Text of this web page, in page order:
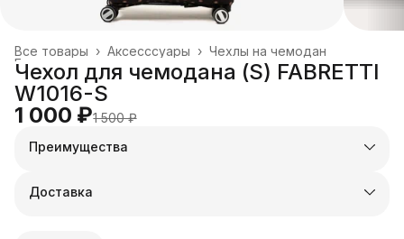
Чехлы на чемодан
Аксесссуары ›
Все товары ›
Главная
Чехол для чемодана (S) FABRETTI
W1016-S
1 000 ₽1 500 ₽
Преимущества
Оплата частями в Сплит
Удобный возврат
Доставка